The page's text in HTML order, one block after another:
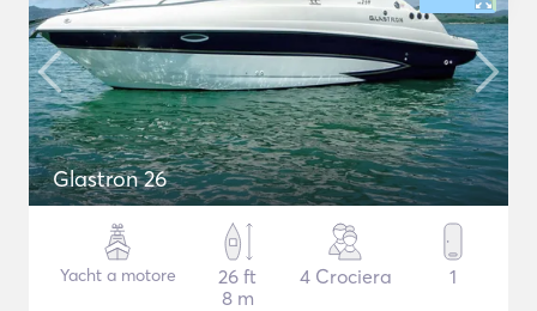
Glastron 26
Yacht a motore
26 ft
8 m
4 Crociera 1